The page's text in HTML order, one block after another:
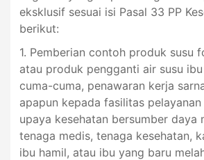
eksklusif sesuai isi Pasal 33 PP
berikut:
1. Pemberian contoh produk susu
atau produk pengganti air susu
cuma-cuma, penawaran kerja
apapun kepada fasilitas pelayanan
upaya kesehatan bersumber daya
tenaga medis, tenaga kesehatan,
ibu hamil, atau ibu yang baru